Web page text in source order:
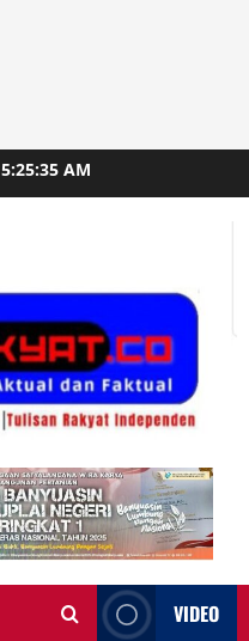
5:25:36 AM
VIDEO